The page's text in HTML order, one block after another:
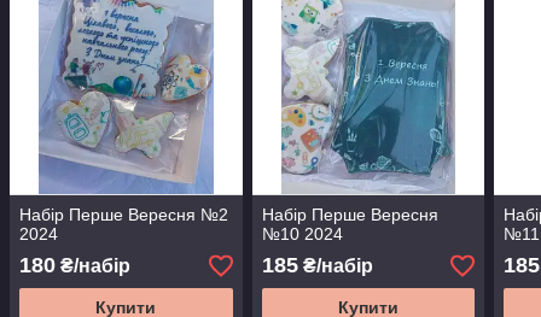
Набір Перше Вересня №2
2024
180 ₴/набір
Купити
Набір Перше Вересня
№10 2024
185₴/набір
Купити
№11
185